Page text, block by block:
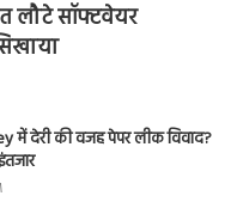
लौटे सॉफ्टवेयर
में देरी की वजह पेपर लीक विवाद?